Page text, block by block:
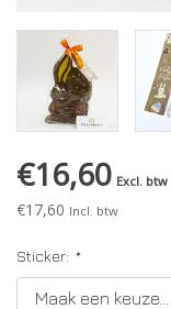
€16,60 Excl. btw
€17,60 Incl. btw
Sticker: *